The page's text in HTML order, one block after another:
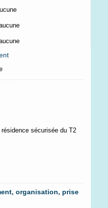
sécurisée du T2
organisation, prise